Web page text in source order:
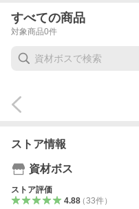
すべての商品
対象商品0件
ストア情報
資材ボス
ストア評価
4.88（33件）